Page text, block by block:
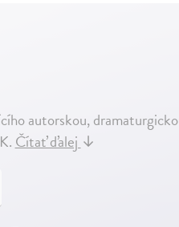
autorskou,
Čítať ďalej↓